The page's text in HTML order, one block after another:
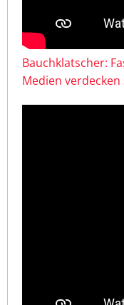
Bauchklatscher:
Medien